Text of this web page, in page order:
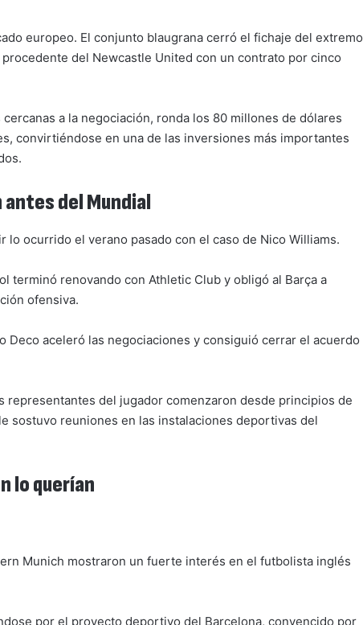
europeo. El conjunto blaugrana cerró el fichaje del extremo
del Newcastle United con un contrato por cinco
a la negociación, ronda los 80 millones de dólares
convirtiéndose en una de las inversiones más importantes
del Mundial
lo ocurrido el verano pasado con el caso de Nico Williams.
terminó renovando con Athletic Club y obligó al Barça a
ofensiva.
Deco aceleró las negociaciones y consiguió cerrar el acuerdo
representantes del jugador comenzaron desde principios de
sostuvo reuniones en las instalaciones deportivas del
lo querían
Munich mostraron un fuerte interés en el futbolista inglés
por el proyecto deportivo del Barcelona, convencido por